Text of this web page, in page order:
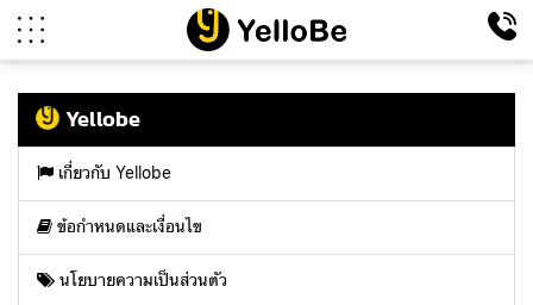
Yellobe
เกี่ยวกับ Yellobe
ข้อกำหนดและเงื่อนไข
นโยบายความเป็นส่วนตัว